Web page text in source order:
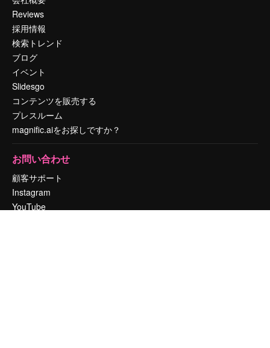
Reviews
採用情報
検索トレンド
ブログ
イベント
Slidesgo
コンテンツを販売する
プレスルーム
magnific.aiをお探しですか？
お問い合わせ
顧客サポート
Instagram
YouTube